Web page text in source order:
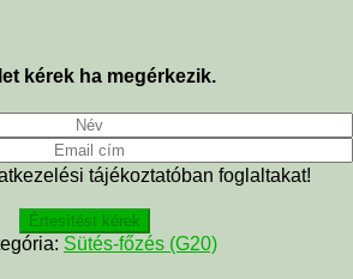
kérek ha megérkezik.
tájékoztatóban foglaltakat!
Értesítést kérek
Sütés-főzés (G20)